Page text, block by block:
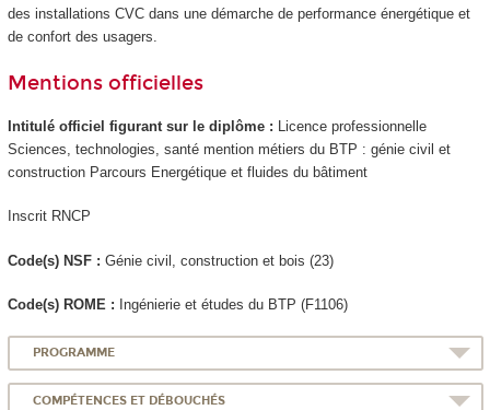
des installations CVC dans une démarche de performance énergétique et
de confort des usagers.
Mentions officielles
Intitulé officiel figurant sur le diplôme : Licence professionnelle
Sciences, technologies, santé mention métiers du BTP : génie civil et
construction Parcours Energétique et fluides du bâtiment
Inscrit RNCP
Code(s) NSF : Génie civil, construction et bois (23)
Code(s) ROME : Ingénierie et études du BTP (F1106)
PROGRAMME
COMPÉTENCES ET DÉBOUCHÉS